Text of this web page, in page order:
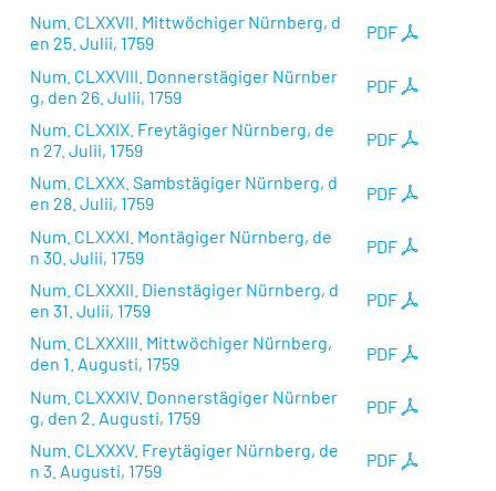
PDF
Num. CLXXVII. Mittwöchiger Nürnberg, d
en 25. Julii, 1759
PDF
Num. CLXXVIII. Donnerstägiger Nürnber
g, den 26. Julii, 1759
PDF
Num. CLXXIX. Freytägiger Nürnberg, de
n 27. Julii, 1759
PDF
Num. CLXXX. Sambstägiger Nürnberg, d
en 28. Julii, 1759
PDF
Num. CLXXXI. Montägiger Nürnberg, de
n 30. Julii, 1759
PDF
Num. CLXXXII. Dienstägiger Nürnberg, d
en 31. Julii, 1759
PDF
Num. CLXXXIII. Mittwöchiger Nürnberg,
den 1. Augusti, 1759
PDF
Num. CLXXXIV. Donnerstägiger Nürnber
g, den 2. Augusti, 1759
PDF
Num. CLXXXV. Freytägiger Nürnberg, de
n 3. Augusti, 1759